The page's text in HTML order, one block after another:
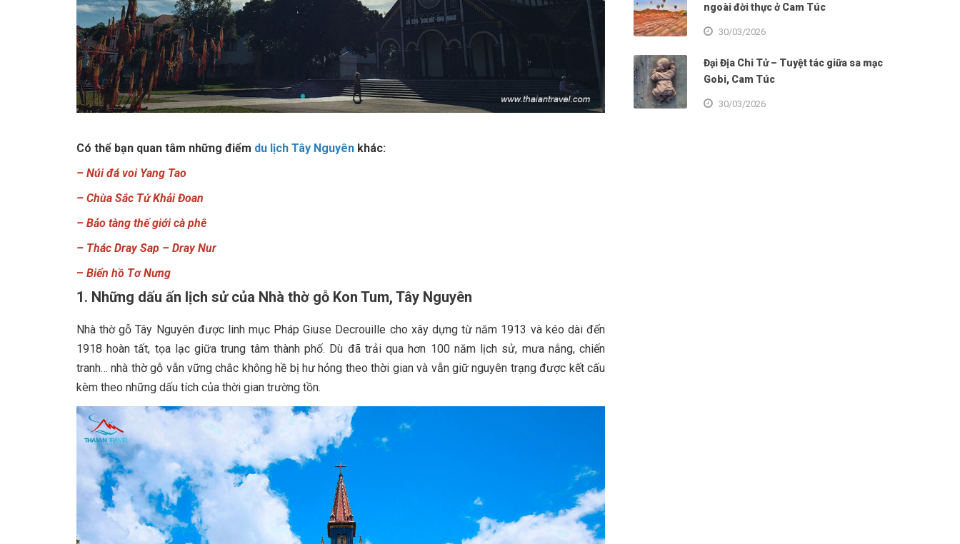
Có thể bạn quan tâm những điểm du lịch Tây Nguyên khác:
– Núi đá voi Yang Tao
– Chùa Sắc Tứ Khải Đoan
– Bảo tàng thế giới cà phê
– Thác Dray Sap – Dray Nur
– Biển hồ Tơ Nưng
1. Những dấu ấn lịch sử của Nhà thờ gỗ Kon Tum, Tây Nguyên
Nhà thờ gỗ Tây Nguyên được linh mục Pháp Giuse Decrouille cho xây dựng từ năm 1913 và kéo dài đến
1918 hoàn tất, tọa lạc giữa trung tâm thành phố. Dù đã trải qua hơn 100 năm lịch sử, mưa nắng, chiến
tranh… nhà thờ gỗ vẫn vững chắc không hề bị hư hỏng theo thời gian và vẫn giữ nguyên trạng được kết cấu
kèm theo những dấu tích của thời gian trường tồn.
ngoài đời thực ở Cam Túc
30/03/2026
Đại Địa Chi Tử – Tuyệt tác giữa sa mạc
Gobi, Cam Túc
30/03/2026